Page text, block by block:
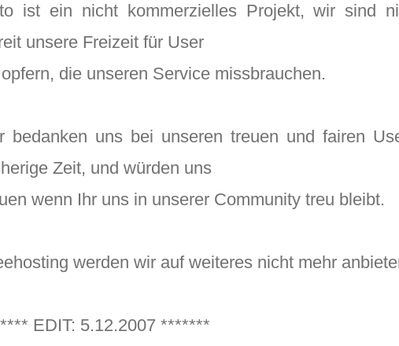
ist ein nicht kommerzielles Projekt, wir sind
unsere Freizeit für User
die unseren Service missbrauchen.
bedanken uns bei unseren treuen und fairen
Zeit, und würden uns
wenn Ihr uns in unserer Community treu bleibt.
werden wir auf weiteres nicht mehr
EDIT: 5.12.2007 *******